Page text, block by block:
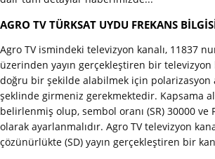
AGRO TV TÜRKSAT UYDU FREKANS
Agro TV ismindeki televizyon kanalı, 11837
üzerinden yayın gerçekleştiren bir televizyon
doğru bir şekilde alabilmek için polarizasyon
şeklinde girmeniz gerekmektedir. Kapsama
belirlenmiş olup, sembol oranı (SR) 30000 ve
olarak ayarlanmalıdır. Agro TV televizyon
çözünürlükte (SD) yayın gerçekleştiren bir